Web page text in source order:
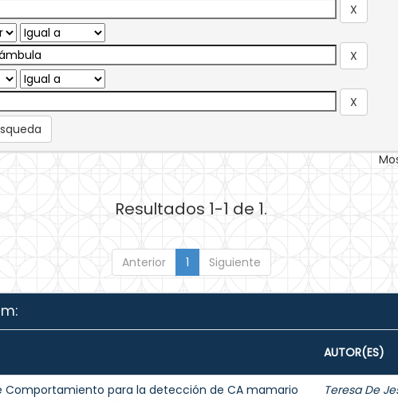
Resultados 1-1 de 1.
Anterior 1 Siguiente
AUTOR(ES)
Comportamiento para la detección de CA mamario
Teresa De